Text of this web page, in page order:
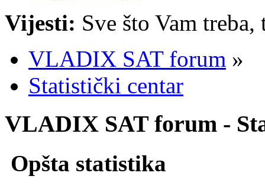
Vijesti: Sve što Vam
VLADIX SAT forum »
Statistički centar
VLADIX SAT forum -
Opšta statistika